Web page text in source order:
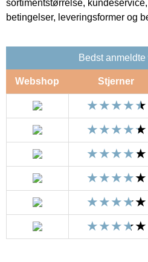
sortimentstørrelse,
betingelser, leveringsformer og
Bedst
Webshop Stjerner